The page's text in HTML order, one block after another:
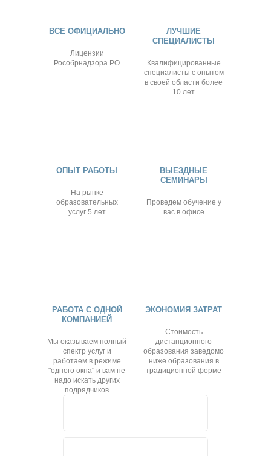
ВСЕ ОФИЦИАЛЬНО
Лицензии
Рособрнадзора РО
ЛУЧШИЕ
СПЕЦИАЛИСТЫ
Квалифицированные
специалисты с опытом
в своей области более
10 лет
ОПЫТ РАБОТЫ
На рынке
образовательных
услуг 5 лет
ВЫЕЗДНЫЕ
СЕМИНАРЫ
Проведем обучение у
вас в офисе
РАБОТА С ОДНОЙ
КОМПАНИЕЙ
Мы оказываем полный
спектр услуг и
работаем в режиме
"одного окна" и вам не
надо искать других
подрядчиков
ЭКОНОМИЯ ЗАТРАТ
Стоимость
дистанционного
образования заведомо
ниже образования в
традиционной форме